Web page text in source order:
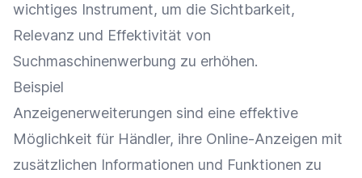
wichtiges Instrument, um die Sichtbarkeit,
Relevanz und Effektivität von
Suchmaschinenwerbung zu erhöhen.
Beispiel
Anzeigenerweiterungen sind eine effektive
Möglichkeit für Händler, ihre Online-Anzeigen mit
zusätzlichen Informationen und Funktionen zu